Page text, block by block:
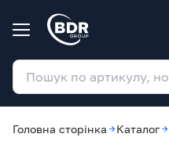
Головна сторінка Каталог